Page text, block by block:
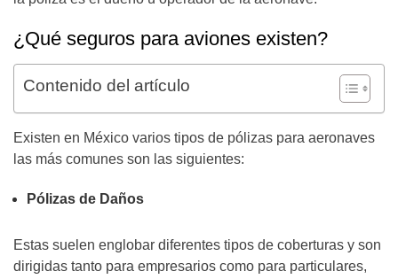
¿Qué seguros para aviones existen?
Contenido del artículo
Existen en México varios tipos de pólizas para aeronaves
las más comunes son las siguientes:
Pólizas de Daños
Estas suelen englobar diferentes tipos de coberturas y son
dirigidas tanto para empresarios como para particulares,